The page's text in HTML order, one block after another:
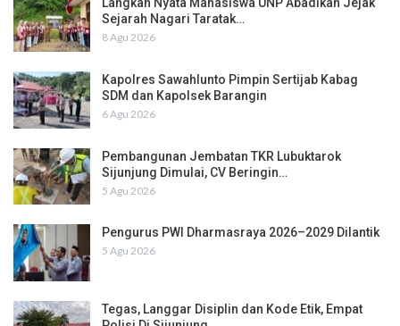
Langkah Nyata Mahasiswa UNP Abadikan Jejak
Sejarah Nagari Taratak…
8 Agu 2026
Kapolres Sawahlunto Pimpin Sertijab Kabag
SDM dan Kapolsek Barangin
6 Agu 2026
Pembangunan Jembatan TKR Lubuktarok
Sijunjung Dimulai, CV Beringin…
5 Agu 2026
Pengurus PWI Dharmasraya 2026–2029 Dilantik
5 Agu 2026
Tegas, Langgar Disiplin dan Kode Etik, Empat